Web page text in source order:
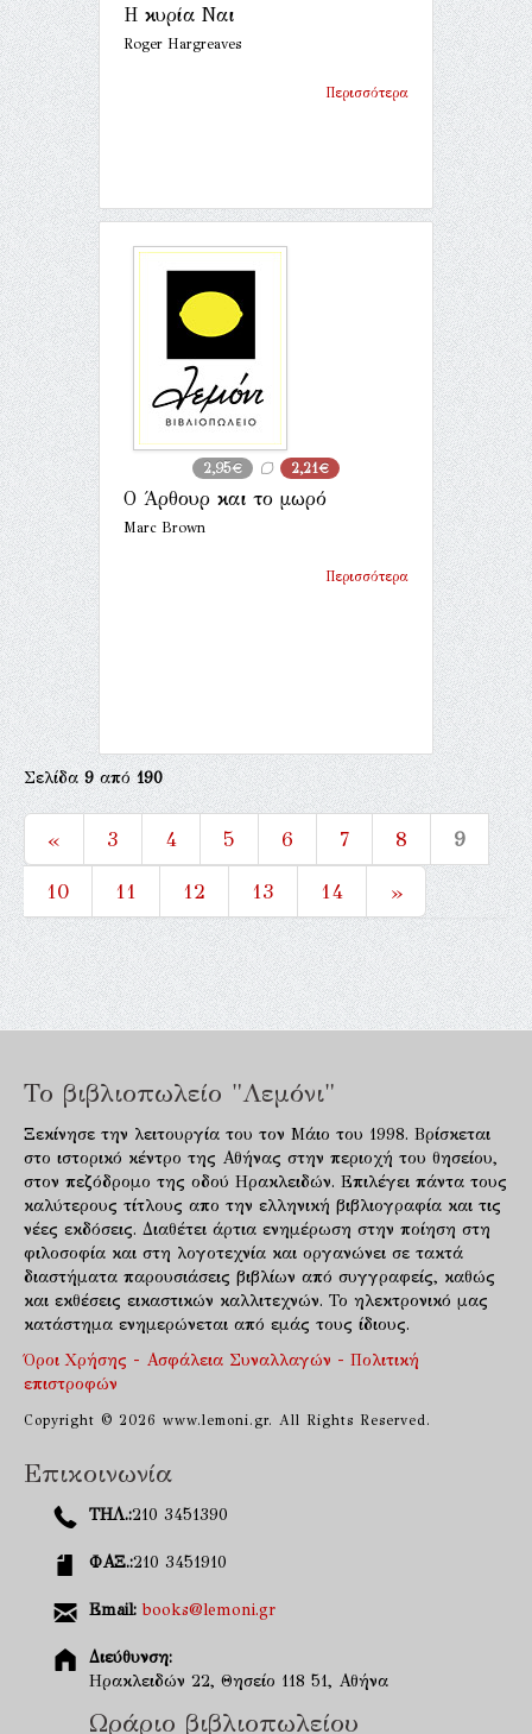
Η κυρία Ναι
Roger Hargreaves
Περισσότερα
2,95€ 2,21€
Ο Άρθουρ και το μωρό
Marc Brown
Περισσότερα
Σελίδα9από190
« 3 4 5 6 7 8
9
10
11 12 13 14 »
Το βιβλιοπωλείο "Λεμόνι"
Ξεκίνησε την λειτουργία του τον Μάιο του 1998. Βρίσκεται
στο ιστορικό κέντρο της Αθήνας στην περιοχή του θησείου,
στον πεζόδρομο της οδού Ηρακλειδών. Επιλέγει πάντα τους
καλύτερους τίτλους απο την ελληνική βιβλιογραφία και τις
νέες εκδόσεις. Διαθέτει άρτια ενημέρωση στην ποίηση στη
φιλοσοφία και στη λογοτεχνία και οργανώνει σε τακτά
διαστήματα παρουσιάσεις βιβλίων από συγγραφείς, καθώς
και εκθέσεις εικαστικών καλλιτεχνών. Το ηλεκτρονικό μας
κατάστημα ενημερώνεται από εμάς τους ίδιους.
Όροι Χρήσης - Ασφάλεια Συναλλαγών - Πολιτική
επιστροφών
Copyright © 2026 www.lemoni.gr. All Rights Reserved.
Επικοινωνία
ΤΗΛ.:210 3451390
ΦΑΞ.:210 3451910
Email: books@lemoni.gr
Διεύθυνση:
Ηρακλειδών 22, Θησείο 118 51, Αθήνα
Ωράριο βιβλιοπωλείου